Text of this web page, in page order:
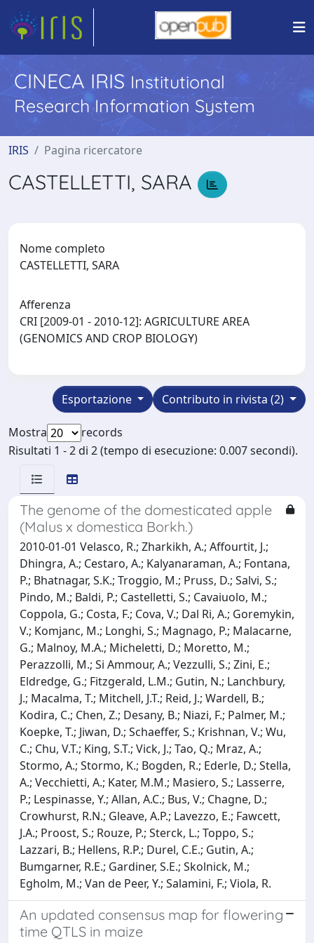
CINECA IRIS Institutional
Research Information System
IRIS Pagina ricercatore
CASTELLETTI, SARA
Nome completo
CASTELLETTI, SARA
Afferenza
CRI [2009-01 - 2010-12]: AGRICULTURE AREA
(GENOMICS AND CROP BIOLOGY)
Contributo in rivista (2)
Esportazione
Mostra
records
Risultati 1 - 2 di 2 (tempo di esecuzione: 0.007 secondi).
The genome of the domesticated apple
(Malus x domestica Borkh.)
2010-01-01 Velasco, R.; Zharkikh, A.; Affourtit, J.;
Dhingra, A.; Cestaro, A.; Kalyanaraman, A.; Fontana,
P.; Bhatnagar, S.K.; Troggio, M.; Pruss, D.; Salvi, S.;
Pindo, M.; Baldi, P.; Castelletti, S.; Cavaiuolo, M.;
Coppola, G.; Costa, F.; Cova, V.; Dal Ri, A.; Goremykin,
V.; Komjanc, M.; Longhi, S.; Magnago, P.; Malacarne,
G.; Malnoy, M.A.; Micheletti, D.; Moretto, M.;
Perazzolli, M.; Si Ammour, A.; Vezzulli, S.; Zini, E.;
Eldredge, G.; Fitzgerald, L.M.; Gutin, N.; Lanchbury,
J.; Macalma, T.; Mitchell, J.T.; Reid, J.; Wardell, B.;
Kodira, C.; Chen, Z.; Desany, B.; Niazi, F.; Palmer, M.;
Koepke, T.; Jiwan, D.; Schaeffer, S.; Krishnan, V.; Wu,
C.; Chu, V.T.; King, S.T.; Vick, J.; Tao, Q.; Mraz, A.;
Stormo, A.; Stormo, K.; Bogden, R.; Ederle, D.; Stella,
A.; Vecchietti, A.; Kater, M.M.; Masiero, S.; Lasserre,
P.; Lespinasse, Y.; Allan, A.C.; Bus, V.; Chagne, D.;
Crowhurst, R.N.; Gleave, A.P.; Lavezzo, E.; Fawcett,
J.A.; Proost, S.; Rouze, P.; Sterck, L.; Toppo, S.;
Lazzari, B.; Hellens, R.P.; Durel, C.E.; Gutin, A.;
Bumgarner, R.E.; Gardiner, S.E.; Skolnick, M.;
Egholm, M.; Van de Peer, Y.; Salamini, F.; Viola, R.
An updated consensus map for flowering
time QTLS in maize